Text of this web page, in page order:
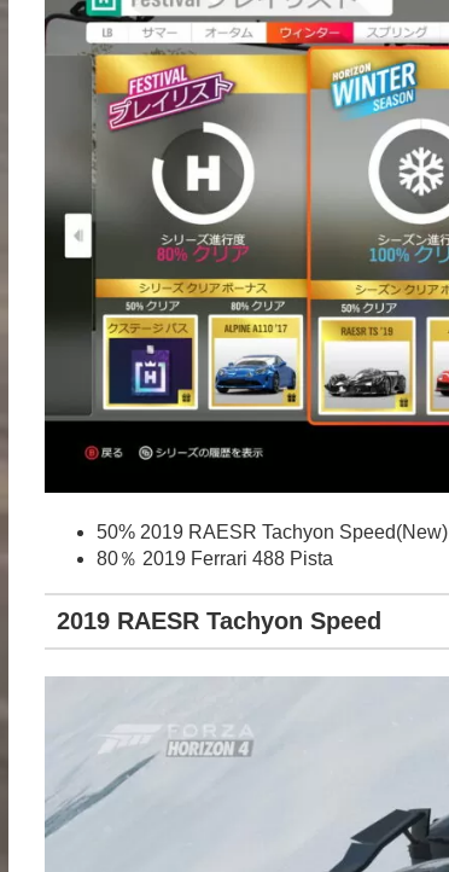
50% 2019 RAESR Tachyon Speed(New)
80％ 2019 Ferrari 488 Pista
2019 RAESR Tachyon Speed